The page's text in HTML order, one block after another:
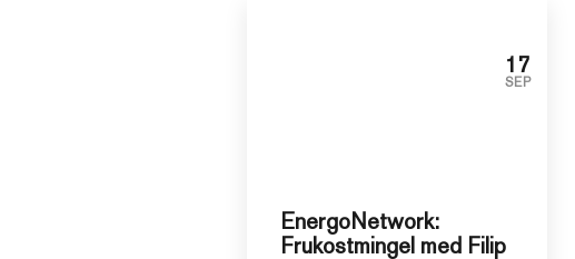
17
SEP
EnergoNetwork:
Frukostmingel med Filip